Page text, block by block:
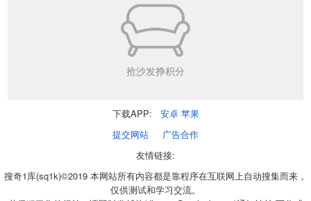
抢沙发挣积分
下载APP: 安卓 苹果
提交网站
广告合作
友情链接:
搜奇1库(sq1k)©2019 本网站所有内容都是靠程序在互联网上自动搜集而来，
仅供测试和学习交流。